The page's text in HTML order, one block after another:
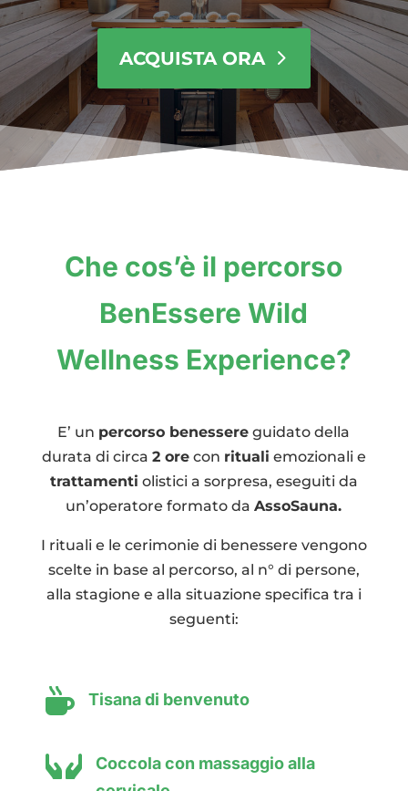
ACQUISTA ORA
Che cos’è il percorso
BenEssere Wild
Wellness Experience?
E’ un percorso benessere guidato della
durata di circa 2 orecon rituali emozionali e
trattamenti olistici a sorpresa, eseguiti da
un’operatore formato daAssoSauna.
I rituali e le cerimonie di benessere vengono
scelte in base al percorso, al n° di persone,
alla stagione e alla situazione specifica tra i
seguenti:
 Tisana di benvenuto

Coccola con massaggio alla